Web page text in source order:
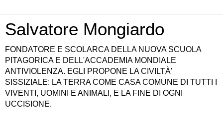
Salvatore Mongiardo
FONDATORE E SCOLARCA DELLA NUOVA SCUOLA
PITAGORICA E DELL'ACCADEMIA MONDIALE
ANTIVIOLENZA. EGLI PROPONE LA CIVILTÀ'
SISSIZIALE: LA TERRA COME CASA COMUNE DI TUTTI I
VIVENTI, UOMINI E ANIMALI, E LA FINE DI OGNI
UCCISIONE.